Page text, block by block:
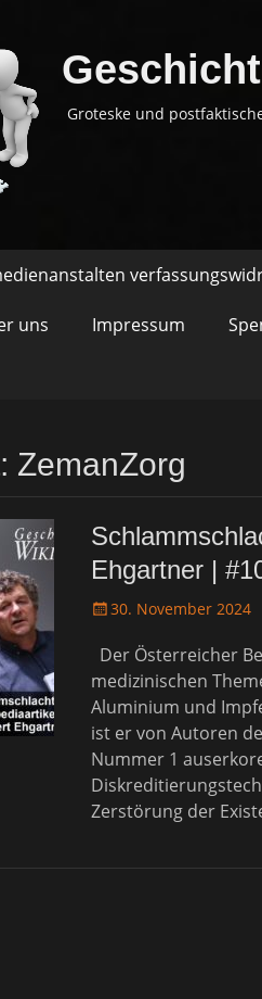
Groteske und
uns Impressum
ZemanZorg
Ehgartner |
P
t
e
d
o
n
30. November 2024
Der Österreicher
medizinischen
Aluminium und
ist er von Autoren
Nummer 1
Zerstörung der